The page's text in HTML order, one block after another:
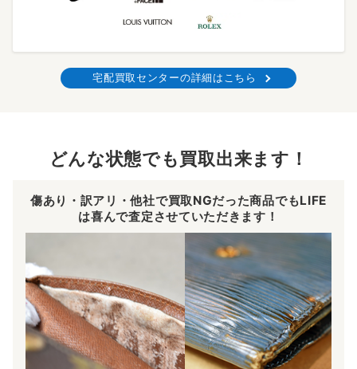
宅配買取センターの詳細はこちら
どんな状態でも買取出来ます！
傷あり・訳アリ・他社で買取NGだった商品でもLIFE
は喜んで査定させていただきます！